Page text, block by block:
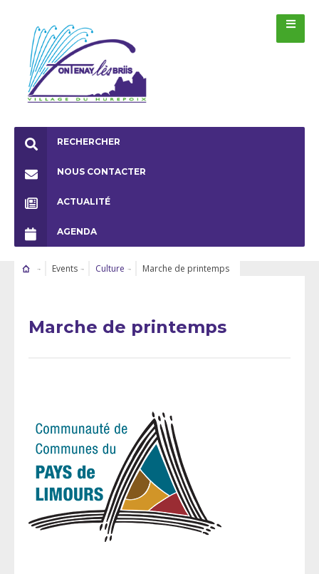
RECHERCHER
NOUS CONTACTER
ACTUALITÉ
AGENDA
Events Culture Marche de printemps
Marche de printemps